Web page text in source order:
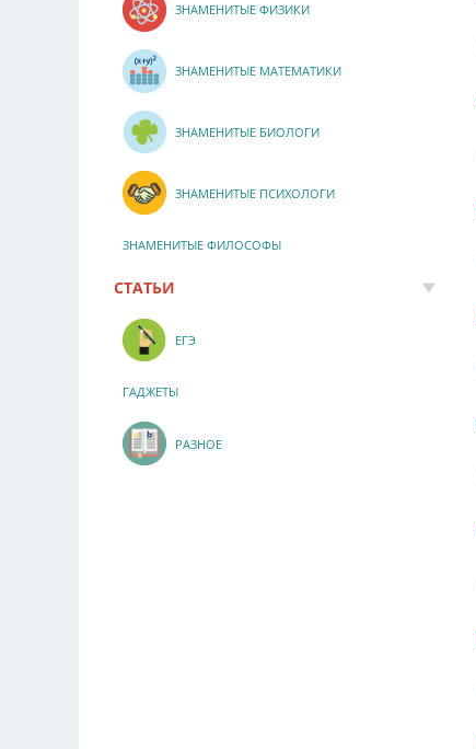
ЗНАМЕНИТЫЕ ФИЗИКИ
ЗНАМЕНИТЫЕ МАТЕМАТИКИ
ЗНАМЕНИТЫЕ БИОЛОГИ
ЗНАМЕНИТЫЕ ПСИХОЛОГИ
ЗНАМЕНИТЫЕ ФИЛОСОФЫ
СТАТЬИ
ЕГЭ
ГАДЖЕТЫ
РАЗНОЕ